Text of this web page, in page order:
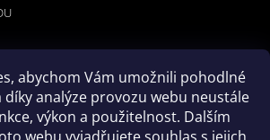
abychom Vám umožnili pohodlné
analýze provozu webu neustále
výkon a použitelnost. Dalším
PLATBY